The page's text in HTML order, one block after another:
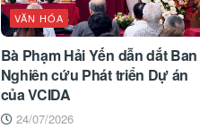
VĂN HÓA
Bà Phạm Hải Yến dẫn dắt Ban
Nghiên cứu Phát triển Dự án
của VCIDA
24/07/2026